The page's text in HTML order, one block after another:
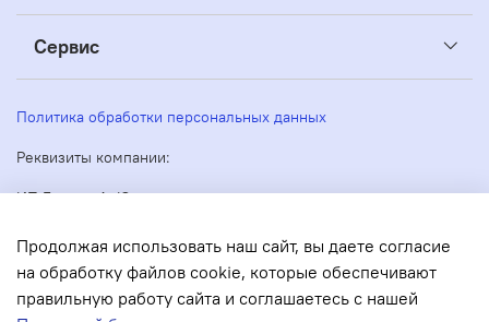
Сервис
Политика обработки персональных данных
Реквизиты компании:
ИП Беляев А. Ю.
Адрес: 355035, Россия, Ставропольский край, Ставрополь,
Кулакова 51
ОГРН/ОГРНИП: 304263530000073
Продолжая использовать наш сайт, вы даете согласие
на обработку файлов cookie, которые обеспечивают
правильную работу сайта и соглашаетесь с нашей